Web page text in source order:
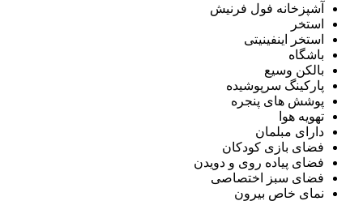
آشپزخانه فول فرنیش
استخر
استخر اینفینیتی
باشگاه
بالکن وسیع
پارکینگ سرپوشیده
پوشش های پنجره
تهویه هوا
دارای مبلمان
فضای بازی کودکان
فضای پیاده روی و دویدن
فضای سبز اختصاصی
نمای خاص بیرون